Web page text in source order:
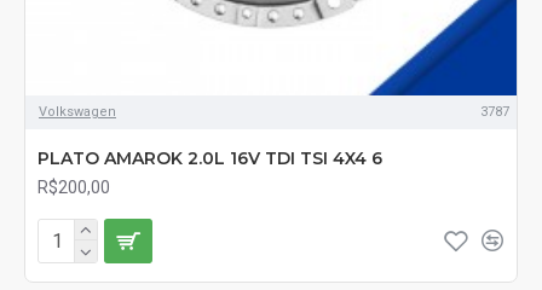
Volkswagen 3787
PLATO AMAROK 2.0L 16V TDI TSI 4X4 6
R$200,00